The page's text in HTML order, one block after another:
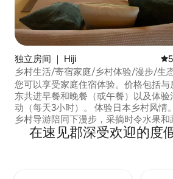
独立房间 ｜ Hiji 平
乡村生活/寄宿家庭/乡村体验/漫步/生
旅/日本生活/马/三毛猫/4餐+体验/2晚3
您可以享受家庭住宿体验。价格包括与
东共进早餐和晚餐（或午餐）以及体验
动（每天3小时）。 体验日本乡村风情。在
乡村导游陪同下漫步，采摘时令水果和
菜，与房东一起制作当地美食。如果天
不错，风景优美的花园里还有烧烤。 您还
在速见郡深受欢迎的度